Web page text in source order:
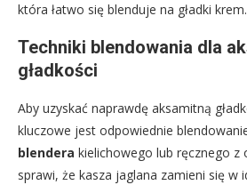
która łatwo się blenduje na gładki krem.
Techniki blendowania dla
gładkości
Aby uzyskać naprawdę aksamitną
kluczowe jest odpowiednie
blendera kielichowego lub ręcznego z
sprawi, że kasza jaglana zamieni się w